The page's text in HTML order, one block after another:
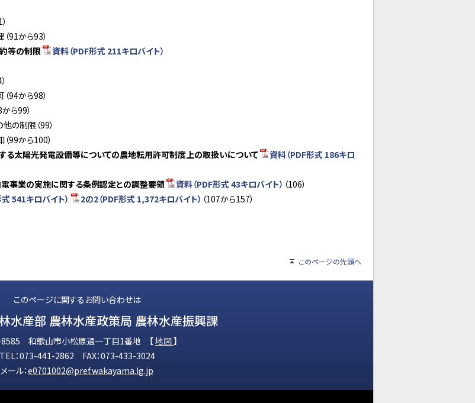
91から93）
等の制限
資料（PDF形式 211キロバイト）
94から98）
ら99）
の制限（99）
99から100）
る太陽光発電設備等についての農地転用許可制度上の取扱いについて
資料（PDF形式 186キロ
事業の実施に関する条例認定との調整要領 資料（PDF形式 43キロバイト） （106）
541キロバイト） 2の2（PDF形式 1,372キロバイト） （107から157）
このページの先頭へ
このページに関するお問い合わせは
水産部 農林水産政策局 農林水産振興課
8585 和歌山市小松原通一丁目1番地 【地図】
TEL：073-441-2862 FAX：073-433-3024
メール：e0701002@pref.wakayama.lg.jp